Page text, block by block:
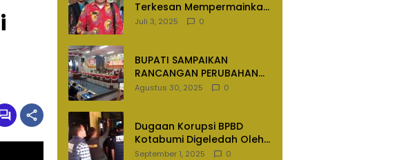
Terkesan Mempermainkan
Hukum
Juli 3, 2025 0
BUPATI SAMPAIKAN
RANCANGAN PERUBAHAN
APBD TAHUN ANGGARAN
Agustus 30, 2025 0
Dugaan Korupsi BPBD
Kotabumi Digeledah Oleh
Tim Penyidik Polres
September 1, 2025 0